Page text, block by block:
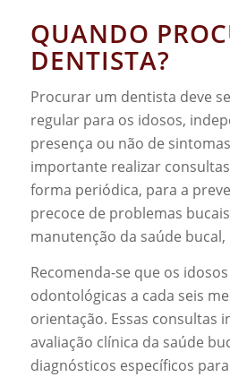
QUANDO
DENTISTA?
Procurar um dentista deve
regular para os idosos,
presença ou não de
importante realizar
forma periódica, para a
precoce de problemas
manutenção da saúde bucal,
Recomenda-se que os
odontológicas a cada seis
orientação. Essas consultas
avaliação clínica da saúde
diagnósticos específicos